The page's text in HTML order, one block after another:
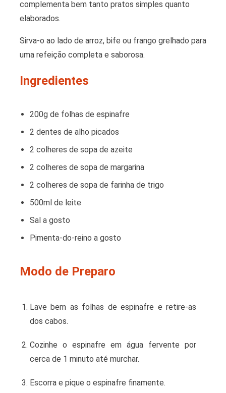
complementa bem tanto pratos simples quanto
elaborados.
Sirva-o ao lado de arroz, bife ou frango grelhado para
uma refeição completa e saborosa.
Ingredientes
200g de folhas de espinafre
2 dentes de alho picados
2 colheres de sopa de azeite
2 colheres de sopa de margarina
2 colheres de sopa de farinha de trigo
500ml de leite
Sal a gosto
Pimenta-do-reino a gosto
Modo de Preparo
Lave bem as folhas de espinafre e retire-as
dos cabos.
Cozinhe o espinafre em água fervente por
cerca de 1 minuto até murchar.
Escorra e pique o espinafre finamente.